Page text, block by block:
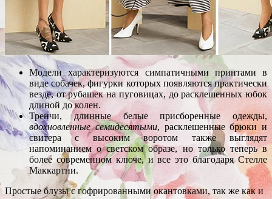
Модели характеризуются симпатичными принтами в
виде собачек, фигурки которых появляются практически
везде, от рубашек на пуговицах, до расклешенных юбок
длиной до колен.
Тренчи, длинные белые присборенные одежды,
вдохновленные семидесятыми, расклешенные брюки и
свитера с высоким воротом также выглядят
напоминанием о светском образе, но только теперь в
более современном ключе, и все это благодаря Стелле
Маккартни.
Простые блузы с гофрированными окантовками, так же как и